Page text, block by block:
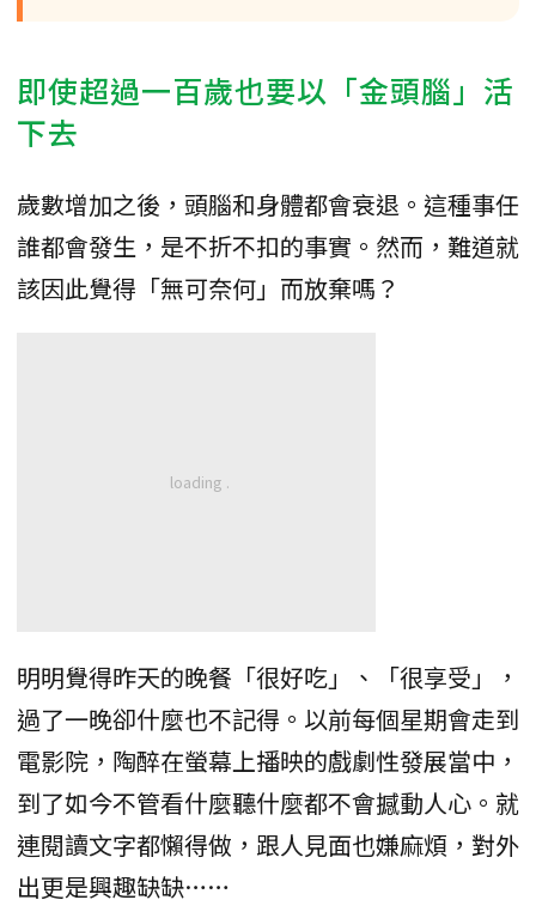
即使超過一百歲也要以「金頭腦」活
下去
歲數增加之後，頭腦和身體都會衰退。這種事任
誰都會發生，是不折不扣的事實。然而，難道就
該因此覺得「無可奈何」而放棄嗎？
明明覺得昨天的晚餐「很好吃」、「很享受」，
過了一晚卻什麼也不記得。以前每個星期會走到
電影院，陶醉在螢幕上播映的戲劇性發展當中，
到了如今不管看什麼聽什麼都不會撼動人心。就
連閱讀文字都懶得做，跟人見面也嫌麻煩，對外
出更是興趣缺缺……